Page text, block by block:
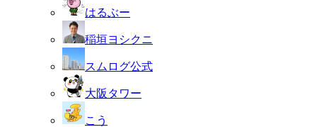
はるぶー
稲垣ヨシクニ
スムログ公式
大阪タワー
こう